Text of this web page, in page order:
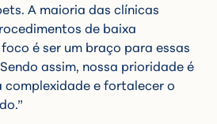
A maioria das clínicas
de baixa
é ser um braço para essas
assim, nossa prioridade é
e fortalecer o